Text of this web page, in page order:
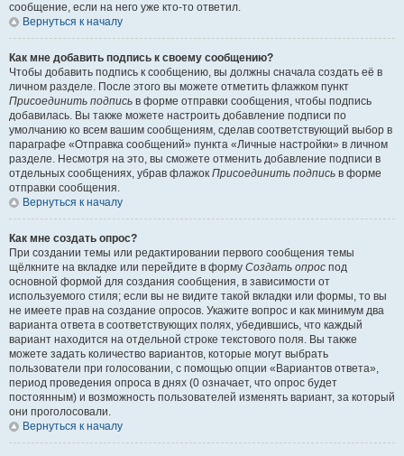
сообщение, если на него уже кто-то ответил.
Вернуться к началу
Как мне добавить подпись к своему сообщению?
Чтобы добавить подпись к сообщению, вы должны сначала создать её в
личном разделе. После этого вы можете отметить флажком пункт
Присоединить подпись в форме отправки сообщения, чтобы подпись
добавилась. Вы также можете настроить добавление подписи по
умолчанию ко всем вашим сообщениям, сделав соответствующий выбор в
параграфе «Отправка сообщений» пункта «Личные настройки» в личном
разделе. Несмотря на это, вы сможете отменить добавление подписи в
отдельных сообщениях, убрав флажок Присоединить подпись в форме
отправки сообщения.
Вернуться к началу
Как мне создать опрос?
При создании темы или редактировании первого сообщения темы
щёлкните на вкладке или перейдите в форму Создать опрос под
основной формой для создания сообщения, в зависимости от
используемого стиля; если вы не видите такой вкладки или формы, то вы
не имеете прав на создание опросов. Укажите вопрос и как минимум два
варианта ответа в соответствующих полях, убедившись, что каждый
вариант находится на отдельной строке текстового поля. Вы также
можете задать количество вариантов, которые могут выбрать
пользователи при голосовании, с помощью опции «Вариантов ответа»,
период проведения опроса в днях (0 означает, что опрос будет
постоянным) и возможность пользователей изменять вариант, за который
они проголосовали.
Вернуться к началу